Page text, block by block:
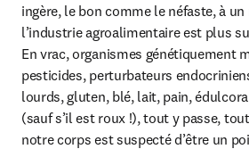
ingère, le bon comme le néfaste, à
l’industrie agroalimentaire est plus
En vrac, organismes génétiquement
pesticides, perturbateurs
lourds, gluten, blé, lait, pain,
(sauf s’il est roux !), tout y passe,
notre corps est suspecté d’être un